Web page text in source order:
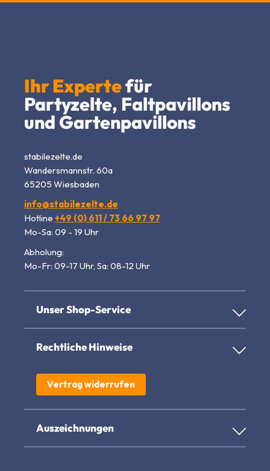
Ihr Expertefür
Partyzelte, Faltpavillons
und Gartenpavillons
stabilezelte.de
Wandersmannstr. 60a
65205 Wiesbaden
info@stabilezelte.de
Hotline +49 (0) 611 / 73 66 97 97
Mo-Sa: 09 - 19 Uhr
Abholung:
Mo-Fr: 09-17 Uhr, Sa: 08-12 Uhr
Unser Shop-Service
Rechtliche Hinweise
Vertrag widerrufen
Auszeichnungen